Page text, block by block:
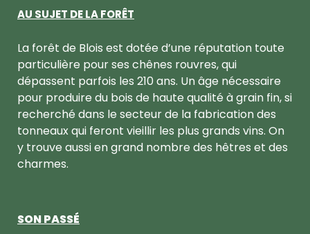
AU SUJET DE LA FORÊT
La forêt de Blois est dotée d’une réputation toute
particulière pour ses chênes rouvres, qui
dépassent parfois les 210 ans. Un âge nécessaire
pour produire du bois de haute qualité à grain fin, si
recherché dans le secteur de la fabrication des
tonneaux qui feront vieillir les plus grands vins. On
y trouve aussi en grand nombre des hêtres et des
charmes.
SON PASSÉ